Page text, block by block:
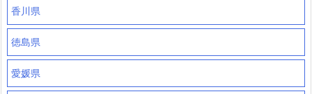
香川県
徳島県
愛媛県